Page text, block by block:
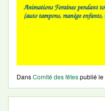
DansComité des fêtespublié le